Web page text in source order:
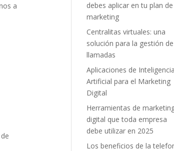
a
debes aplicar en tu plan de
marketing
Centralitas virtuales: una
solución para la gestión de
llamadas
Aplicaciones de Inteligencia
Artificial para el Marketing
Digital
Herramientas de
digital que toda empresa
debe utilizar en 2025
Los beneficios de la